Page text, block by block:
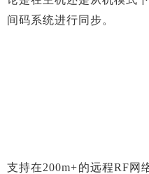
间码系统进行同步。
支持在200m+的远程RF